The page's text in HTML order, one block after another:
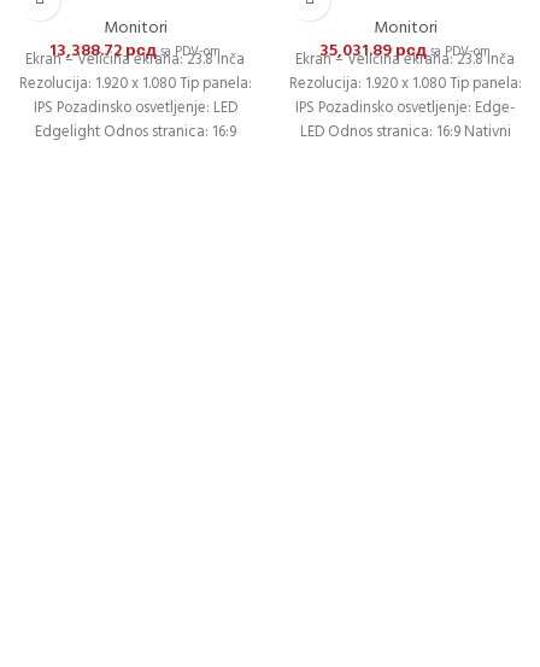
Monitori
13,388.72рсдsa PDV-om
Ekran – Veličina ekrana: 23.8 inča
Rezolucija: 1.920 x 1.080 Tip panela:
IPS Pozadinsko osvetljenje: LED
Edgelight Odnos stranica: 16:9
Monitori
35,031.89рсдsa PDV-om
Ekran – Veličina ekrana: 23.8 inča
Rezolucija: 1.920 x 1.080 Tip panela:
IPS Pozadinsko osvetljenje: Edge-
LED Odnos stranica: 16:9 Nativni